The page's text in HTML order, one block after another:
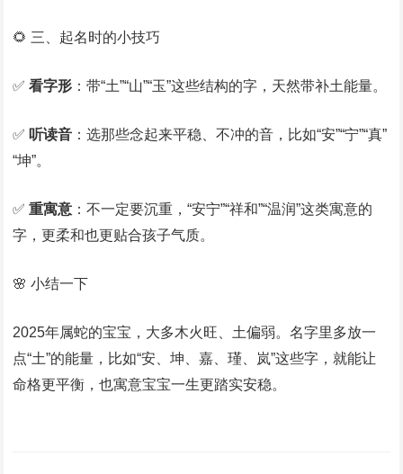
🌻 三、起名时的小技巧
✅看字形 ：带“土”“山”“玉”这些结构的字，天然带补土能量。
✅ 听读音 ：选那些念起来平稳、不冲的音，比如“安”“宁”“真”
“坤”。
✅重寓意 ：不一定要沉重，“安宁”“祥和”“温润”这类寓意的
字，更柔和也更贴合孩子气质。
🌸 小结一下
2025年属蛇的宝宝，大多木火旺、土偏弱。名字里多放一
点“土”的能量，比如“安、坤、嘉、瑾、岚”这些字，就能让
命格更平衡，也寓意宝宝一生更踏实安稳。